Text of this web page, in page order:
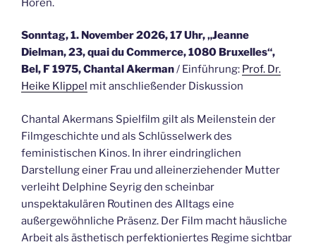
Sonntag, 1. November 2026, 17 Uhr, „Jeanne
Dielman, 23, quai du Commerce, 1080 Bruxelles“,
Bel, F 1975, Chantal Akerman/ Einführung: Prof. Dr.
Heike Klippel mit anschließender Diskussion
Chantal Akermans Spielfilm gilt als Meilenstein der
Filmgeschichte und als Schlüsselwerk des
feministischen Kinos. In ihrer eindringlichen
Darstellung einer Frau und alleinerziehender Mutter
verleiht Delphine Seyrig den scheinbar
unspektakulären Routinen des Alltags eine
außergewöhnliche Präsenz. Der Film macht häusliche
Arbeit als ästhetisch perfektioniertes Regime sichtbar